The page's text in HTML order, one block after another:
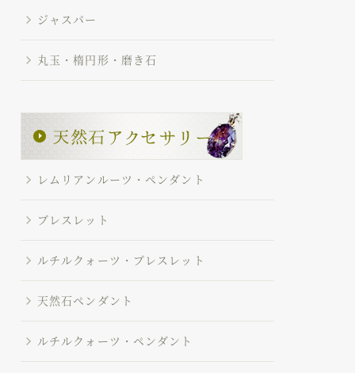
ジャスパー
丸玉・楕円形・磨き石
レムリアンルーツ・ペンダント
ブレスレット
ルチルクォーツ・ブレスレット
天然石ペンダント
ルチルクォーツ・ペンダント